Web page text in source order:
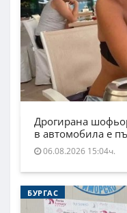
Дрогирана
в автомобила е
06.08.2026 15:04ч.
БУРГАС